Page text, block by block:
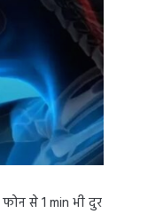
से 1 min भी दुर